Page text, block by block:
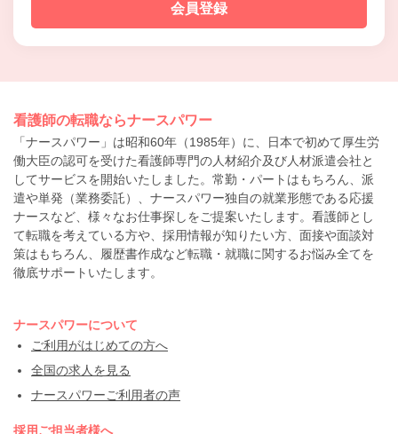
会員登録
看護師の転職ならナースパワー
「ナースパワー」は昭和60年（1985年）に、日本で初めて厚生労
働大臣の認可を受けた看護師専門の人材紹介及び人材派遣会社と
してサービスを開始いたしました。常勤・パートはもちろん、派
遣や単発（業務委託）、ナースパワー独自の就業形態である応援
ナースなど、様々なお仕事探しをご提案いたします。看護師とし
て転職を考えている方や、採用情報が知りたい方、面接や面談対
策はもちろん、履歴書作成など転職・就職に関するお悩み全てを
徹底サポートいたします。
ナースパワーについて
ご利用がはじめての方へ
全国の求人を見る
ナースパワーご利用者の声
採用ご担当者様へ